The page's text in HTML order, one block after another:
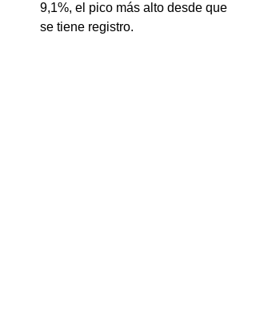
9,1%, el pico más alto desde que
se tiene registro.